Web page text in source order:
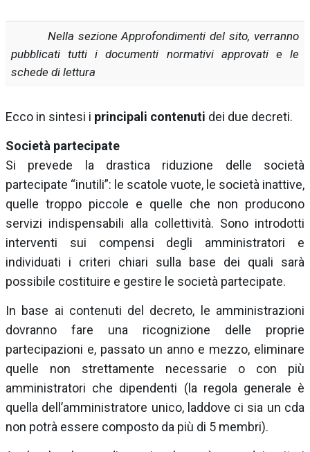
Nella sezione Approfondimenti del sito, verranno
pubblicati tutti i documenti normativi approvati e le
schede di lettura
Ecco in sintesi i principali contenuti dei due decreti.
Società partecipate
Si prevede la drastica riduzione delle società
partecipate “inutili”: le scatole vuote, le società inattive,
quelle troppo piccole e quelle che non producono
servizi indispensabili alla collettività. Sono introdotti
interventi sui compensi degli amministratori e
individuati i criteri chiari sulla base dei quali sarà
possibile costituire e gestire le società partecipate.
In base ai contenuti del decreto, le amministrazioni
dovranno fare una ricognizione delle proprie
partecipazioni e, passato un anno e mezzo, eliminare
quelle non strettamente necessarie o con più
amministratori che dipendenti (la regola generale è
quella dell’amministratore unico, laddove ci sia un cda
non potrà essere composto da più di 5 membri).